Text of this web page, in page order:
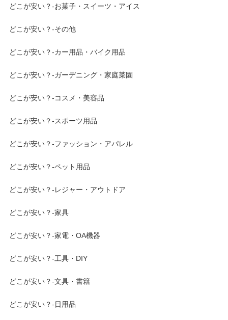
どこが安い？-お菓子・スイーツ・アイス
どこが安い？-その他
どこが安い？-カー用品・バイク用品
どこが安い？-ガーデニング・家庭菜園
どこが安い？-コスメ・美容品
どこが安い？-スポーツ用品
どこが安い？-ファッション・アパレル
どこが安い？-ペット用品
どこが安い？-レジャー・アウトドア
どこが安い？-家具
どこが安い？-家電・OA機器
どこが安い？-工具・DIY
どこが安い？-文具・書籍
どこが安い？-日用品